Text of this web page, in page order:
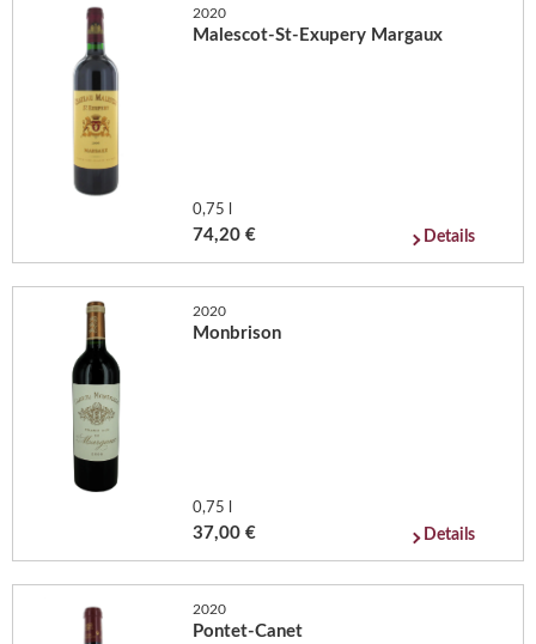
2020
Malescot-St-Exupery Margaux
0,75 l
74,20 € Details
2020
Monbrison
0,75 l
37,00 € Details
2020
Pontet-Canet